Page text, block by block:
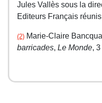
Jules Vallès sous la
Editeurs Français
(2) Marie-Claire
barricades, Le Monde,